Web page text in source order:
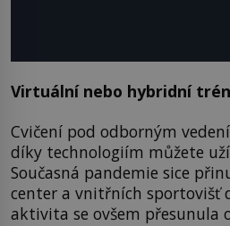
Virtuální nebo hybridní
Cvičení pod odborným
díky technologiím můžete
Současná pandemie sice
center a vnitřních sportovišť
aktivita se ovšem přesunula